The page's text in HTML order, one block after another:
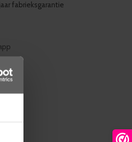
fabrieksgarantie